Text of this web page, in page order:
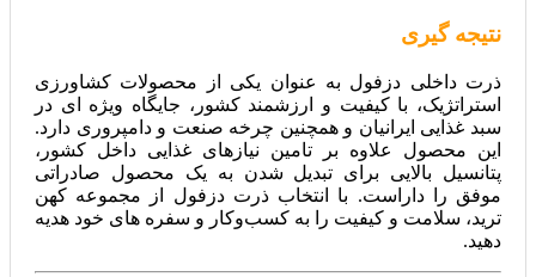
نتیجه‌ گیری
ذرت داخلی دزفول به عنوان یکی از محصولات کشاورزی
استراتژیک، با کیفیت و ارزشمند کشور، جایگاه ویژه‌ ای در
سبد غذایی ایرانیان و همچنین چرخه صنعت و دامپروری دارد.
این محصول علاوه بر تامین نیازهای غذایی داخل کشور،
پتانسیل بالایی برای تبدیل شدن به یک محصول صادراتی
موفق را داراست. با انتخاب ذرت دزفول از مجموعه کهن
ترید، سلامت و کیفیت را به کسب‌وکار و سفره‌ های خود هدیه
دهید.